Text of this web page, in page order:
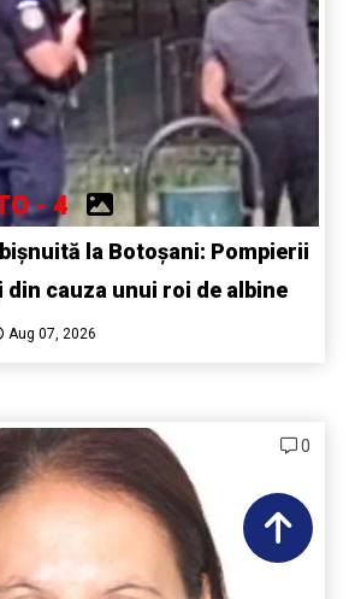
- 4
la Botoșani: Pompierii
din cauza unui roi de albine
Aug 07, 2026
0